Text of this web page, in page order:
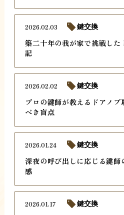
築二十年の我が家で挑戦した
記
2026.02.03 鍵交換
プロの鍵師が教えるドアノブ
べき盲点
2026.02.02 鍵交換
深夜の呼び出しに応じる鍵師
感
2026.01.24 鍵交換
2026.01.17 鍵交換